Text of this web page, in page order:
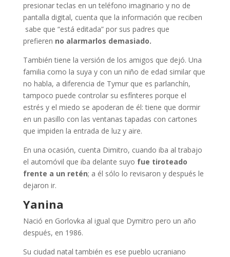
presionar teclas en un teléfono imaginario y no de
pantalla digital, cuenta que la información que reciben
sabe que “está editada” por sus padres que
prefieren no alarmarlos demasiado.
También tiene la versión de los amigos que dejó. Una
familia como la suya y con un niño de edad similar que
no habla, a diferencia de Tymur que es parlanchín,
tampoco puede controlar su esfínteres porque el
estrés y el miedo se apoderan de él: tiene que dormir
en un pasillo con las ventanas tapadas con cartones
que impiden la entrada de luz y aire.
En una ocasión, cuenta Dimitro, cuando iba al trabajo
el automóvil que iba delante suyo fue tiroteado
frente a un retén; a él sólo lo revisaron y después le
dejaron ir.
Yanina
Nació en Gorlovka al igual que Dymitro pero un año
después, en 1986.
Su ciudad natal también es ese pueblo ucraniano